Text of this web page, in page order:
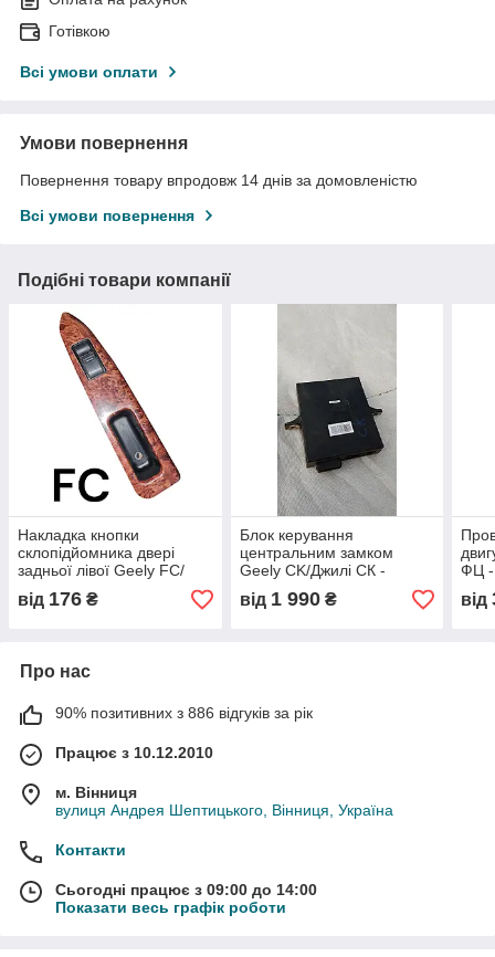
Готівкою
Всі умови оплати
Умови повернення
Повернення товару впродовж 14 днів за домовленістю
Всі умови повернення
Подібні товари компанії
Накладка кнопки
склопідйомника двері
задньої лівої Geely FC/
Джилі ФЦ - 106800076, (з
розбірки)
від 176 ₴
Блок керування
центральним замком
Geely CK/Джилі СК -
1017002384-03, (з
розбірки)
від 1 990₴
ФЦ -
від
Про нас
90% позитивних з 886 відгуків за рік
Працює з 10.12.2010
м. Вінниця
вулиця Андрея Шептицького, Вінниця, Україна
Контакти
Сьогодні працює з 09:00 до 14:00
Показати весь графік роботи